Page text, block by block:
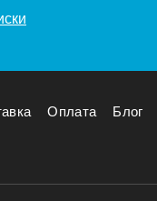
Оплата Блог